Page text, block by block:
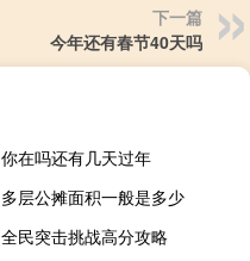
下一篇
今年还有春节40天吗
你在吗还有几天过年
多层公摊面积一般是多少
全民突击挑战高分攻略